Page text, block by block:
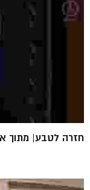
חזרה לטבע| מתוך